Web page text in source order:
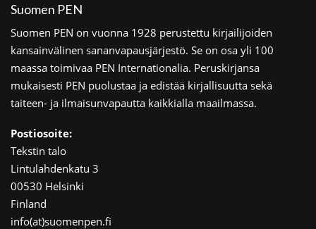
Suomen PEN
Suomen PEN on vuonna 1928 perustettu kirjailijoiden
kansainvälinen sananvapausjärjestö. Se on osa yli 100
maassa toimivaa PEN Internationalia. Peruskirjansa
mukaisesti PEN puolustaa ja edistää kirjallisuutta sekä
taiteen- ja ilmaisunvapautta kaikkialla maailmassa.
Postiosoite:
Tekstin talo
Lintulahdenkatu 3
00530 Helsinki
Finland
info(at)suomenpen.fi